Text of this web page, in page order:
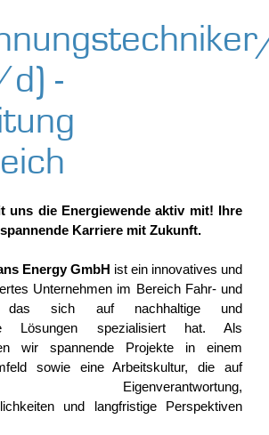
-
uns die Energiewende aktiv mit! Ihre
Karriere mit Zukunft.
Energy GmbH ist ein innovatives und
Unternehmen im Bereich Fahr- und
das sich auf nachhaltige und
Lösungen spezialisiert hat. Als
wir spannende Projekte in einem
sowie eine Arbeitskultur, die auf
Eigenverantwortung,
und langfristige Perspektiven